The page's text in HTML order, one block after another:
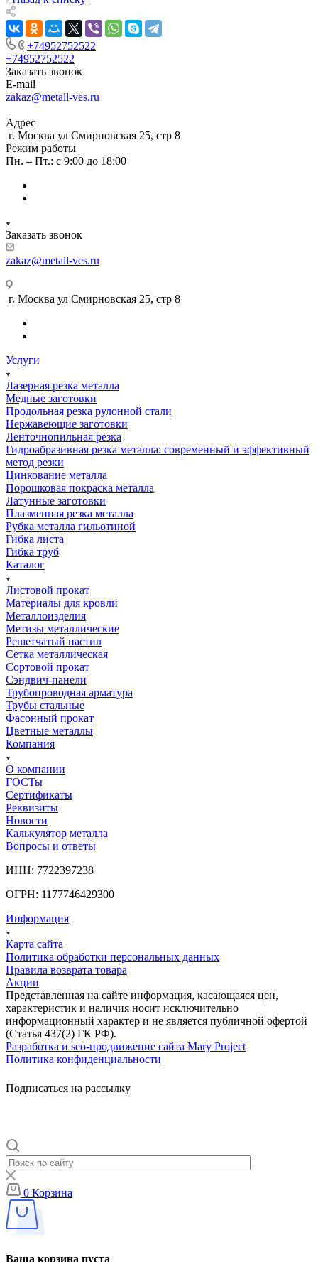
+74952752522
+74952752522
Заказать звонок
E-mail
zakaz@metall-ves.ru
Адрес
г. Москва ул Смирновская 25, стр 8
Режим работы
Пн. – Пт.: с 9:00 до 18:00
Заказать звонок
zakaz@metall-ves.ru
г. Москва ул Смирновская 25, стр 8
Услуги
Лазерная резка металла
Медные заготовки
Продольная резка рулонной стали
Нержавеющие заготовки
Ленточнопильная резка
Гидроабразивная резка металла: современный и эффективный
метод резки
Цинкование металла
Порошковая покраска металла
Латунные заготовки
Плазменная резка металла
Рубка металла гильотиной
Гибка листа
Гибка труб
Каталог
Листовой прокат
Материалы для кровли
Металлоизделия
Метизы металлические
Решетчатый настил
Сетка металлическая
Сортовой прокат
Сэндвич-панели
Трубопроводная арматура
Трубы стальные
Фасонный прокат
Цветные металлы
Компания
О компании
ГОСТы
Сертификаты
Реквизиты
Новости
Калькулятор металла
Вопросы и ответы
ИНН: 7722397238
ОГРН: 1177746429300
Информация
Карта сайта
Политика обработки персональных данных
Правила возврата товара
Акции
Представленная на сайте информация, касающаяся цен,
характеристик и наличия носит исключительно
информационный характер и не является публичной офертой
(Статья 437(2) ГК РФ).
Разработка и seo-продвижение сайта Mary Project
Политика конфиденциальности
Подписаться на рассылку
0 Корзина
Ваша корзина пуста